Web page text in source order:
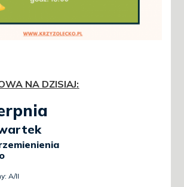
NA DZISIAJ: